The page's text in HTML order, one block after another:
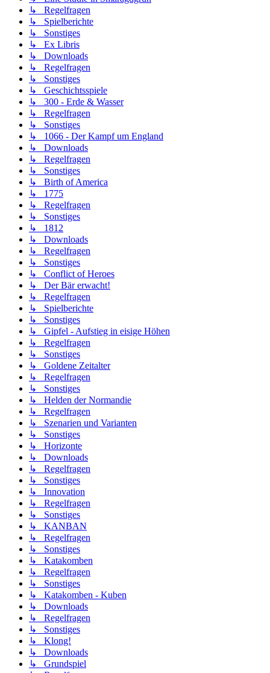
↳ Regelfragen
↳ Spielberichte
↳ Sonstiges
↳ Ex Libris
↳ Downloads
↳ Regelfragen
↳ Sonstiges
↳ Geschichtsspiele
↳ 300 - Erde & Wasser
↳ Regelfragen
↳ Sonstiges
↳ 1066 - Der Kampf um England
↳ Downloads
↳ Regelfragen
↳ Sonstiges
↳ Birth of America
↳ 1775
↳ Regelfragen
↳ Sonstiges
↳ 1812
↳ Downloads
↳ Regelfragen
↳ Sonstiges
↳ Conflict of Heroes
↳ Der Bär erwacht!
↳ Regelfragen
↳ Spielberichte
↳ Sonstiges
↳ Gipfel - Aufstieg in eisige Höhen
↳ Regelfragen
↳ Sonstiges
↳ Goldene Zeitalter
↳ Regelfragen
↳ Sonstiges
↳ Helden der Normandie
↳ Regelfragen
↳ Szenarien und Varianten
↳ Sonstiges
↳ Horizonte
↳ Downloads
↳ Regelfragen
↳ Sonstiges
↳ Innovation
↳ Regelfragen
↳ Sonstiges
↳ KANBAN
↳ Regelfragen
↳ Sonstiges
↳ Katakomben
↳ Regelfragen
↳ Sonstiges
↳ Katakomben - Kuben
↳ Downloads
↳ Regelfragen
↳ Sonstiges
↳ Klong!
↳ Downloads
↳ Grundspiel